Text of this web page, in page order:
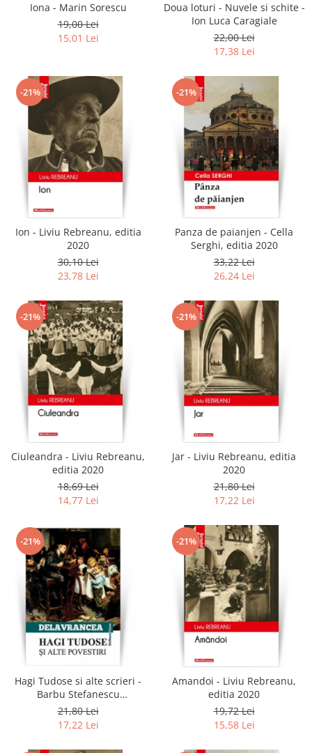
Iona - Marin Sorescu
19,00 Lei
15,01 Lei
Doua loturi - Nuvele si schite -
Ion Luca Caragiale
22,00 Lei
17,38 Lei
-21%
Ion - Liviu Rebreanu, editia
2020
30,10 Lei
23,78 Lei
-21%
Panza de paianjen - Cella
Serghi, editia 2020
33,22 Lei
26,24 Lei
-21%
Ciuleandra - Liviu Rebreanu,
editia 2020
18,69 Lei
14,77 Lei
-21%
Jar - Liviu Rebreanu, editia
2020
21,80 Lei
17,22 Lei
-21%
Hagi Tudose si alte scrieri -
Barbu Stefanescu
Delavrancea
21,80 Lei
17,22 Lei
-21%
Amandoi - Liviu Rebreanu,
editia 2020
19,72 Lei
15,58 Lei